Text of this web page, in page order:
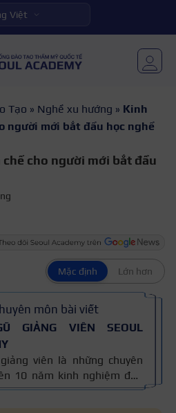
Việt
Tạo » Nghề xu hướng » Kinh
người mới bắt đầu học nghề
cho người mới bắt đầu
Mặc định Lớn hơn
môn bài viết
GIẢNG VIÊN SEOUL
viên là những chuyên
10 năm kinh nghiệm đào
và kiến thức thẩm mỹ